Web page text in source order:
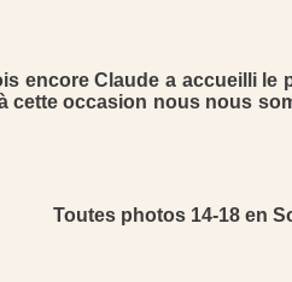
encore Claude a accueilli
cette occasion nous nous
Toutes photos 14-18 en